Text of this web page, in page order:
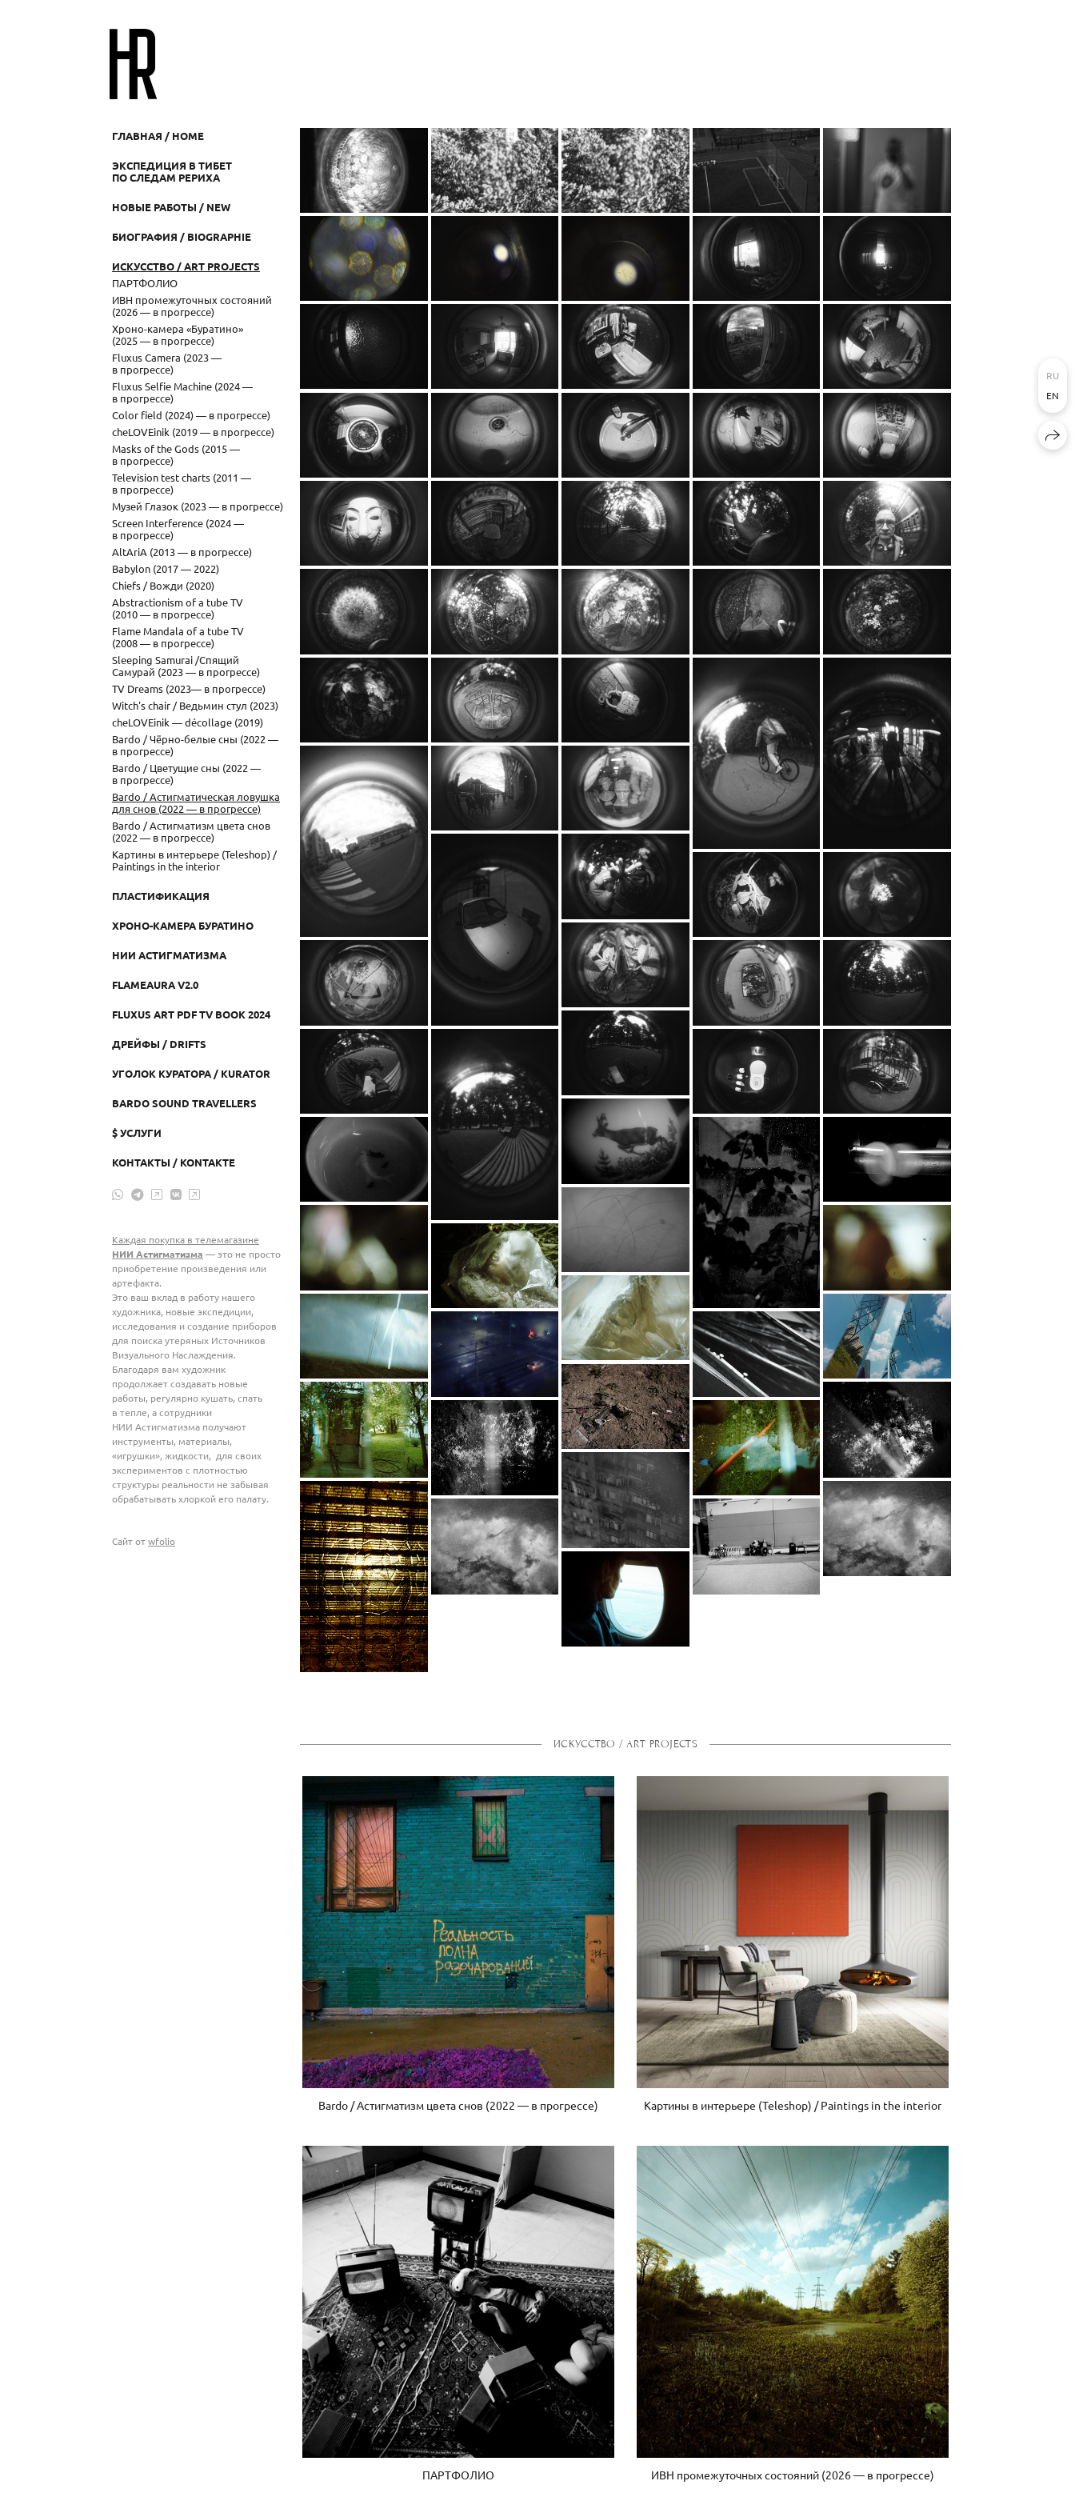
ГЛАВНАЯ / HOME
ЭКСПЕДИЦИЯ В ТИБЕТ
ПО СЛЕДАМ РЕРИХА
НОВЫЕ РАБОТЫ / NEW
БИОГРАФИЯ / BIOGRAPHIE
ИСКУССТВО / ART PROJECTS
ПАРТФОЛИО
ИВН промежуточных состояний
(2026 — в прогрессе)
Хроно-камера «Буратино»
(2025 — в прогрессе)
Fluxus Camera (2023 —
в прогрессе)
Fluxus Selfie Machine (2024 —
в прогрессе)
Color field (2024) — в прогрессе)
cheLOVEinik (2019 — в прогрессе)
Masks of the Gods (2015 —
в прогрессе)
Television test charts (2011 —
в прогрессе)
Музей Глазок (2023 — в прогрессе)
Screen Interference (2024 —
в прогрессе)
AltAriA (2013 — в прогрессе)
Babylon (2017 — 2022)
Chiefs / Вожди (2020)
Abstractionism of a tube TV
(2010 — в прогрессе)
Flame Mandala of a tube TV
(2008 — в прогрессе)
Sleeping Samurai /Спящий
Самурай (2023 — в прогрессе)
TV Dreams (2023— в прогрессе)
Witch's chair / Ведьмин стул (2023)
cheLOVEinik — décollage (2019)
Bardo / Чёрно-белые сны (2022 —
в прогрессе)
Bardo / Цветущие сны (2022 —
в прогрессе)
Bardo / Астигматическая ловушка
для снов (2022 — в прогрессе)
Bardo / Астигматизм цвета снов
(2022 — в прогрессе)
Картины в интерьере (Teleshop) /
Paintings in the interior
ПЛАСТИФИКАЦИЯ
ХРОНО-КАМЕРА БУРАТИНО
НИИ АСТИГМАТИЗМА
FLAMEAURA V2.0
FLUXUS ART PDF TV BOOK 2024
ДРЕЙФЫ / DRIFTS
УГОЛОК КУРАТОРА / KURATOR
BARDO SOUND TRAVELLERS
$ УСЛУГИ
КОНТАКТЫ / KONTAKTE
Каждая покупка в телемагазине
НИИ Астигматизма — это не просто
приобретение произведения или
артефакта.
Это ваш вклад в работу нашего
художника, новые экспедиции,
исследования и создание приборов
для поиска утеряных Источников
Визуального Наслаждения.
Благодаря вам художник
продолжает создавать новые
работы, регулярно кушать, спать
в тепле, а сотрудники
НИИ Астигматизма получают
инструменты, материалы,
«игрушки», жидкости, для своих
экспериментов с плотностью
структуры реальности не забывая
обрабатывать хлоркой его палату.
Сайт отwfolio
ИСКУССТВО / ART PROJECTS
Bardo / Астигматизм цвета снов (2022 — в прогрессе) Картины в интерьере (Teleshop) / Paintings in the interior
ПАРТФОЛИО ИВН промежуточных состояний (2026 — в прогрессе)
RU
EN